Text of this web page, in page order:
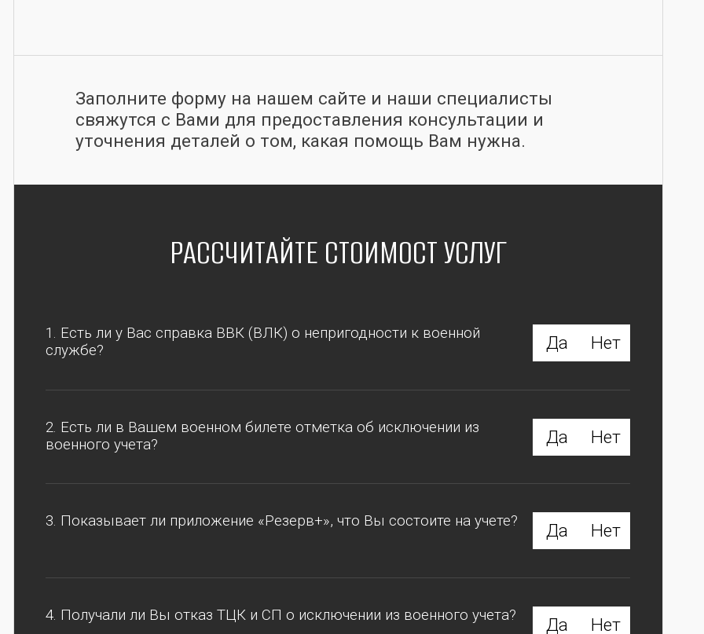
Заполните форму на нашем сайте и наши специалисты
свяжутся с Вами для предоставления консультации и
уточнения деталей о том, какая помощь Вам нужна.
РАССЧИТАЙТЕ СТОИМОСТ УСЛУГ
1. Есть ли у Вас справка ВВК (ВЛК) о непригодности к военной
службе?
Да Нет
2. Есть ли в Вашем военном билете отметка об исключении из
военного учета?
Да Нет
3. Показывает ли приложение «Резерв+», что Вы состоите на учете? Да Нет
4. Получали ли Вы отказ ТЦК и СП о исключении из военного учета? Да Нет